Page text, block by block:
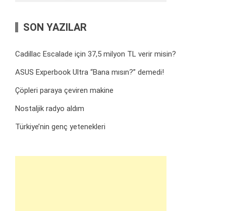
SON YAZILAR
Cadillac Escalade için 37,5 milyon TL verir misin?
ASUS Experbook Ultra “Bana mısın?” demedi!
Çöpleri paraya çeviren makine
Nostaljik radyo aldım
Türkiye’nin genç yetenekleri